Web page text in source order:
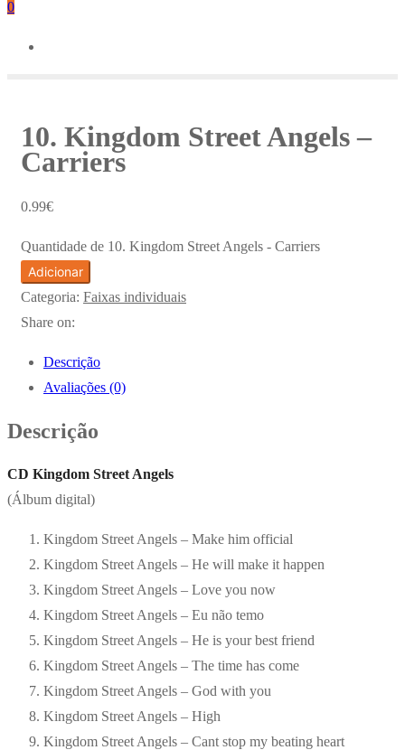
0
10. Kingdom Street Angels –
Carriers
0.99€
Quantidade de 10. Kingdom Street Angels - Carriers
Adicionar
Categoria: Faixas individuais
Share on:
Descrição
Avaliações (0)
Descrição
CD Kingdom Street Angels
(Álbum digital)
Kingdom Street Angels – Make him official
Kingdom Street Angels – He will make it happen
Kingdom Street Angels – Love you now
Kingdom Street Angels – Eu não temo
Kingdom Street Angels – He is your best friend
Kingdom Street Angels – The time has come
Kingdom Street Angels – God with you
Kingdom Street Angels – High
Kingdom Street Angels – Cant stop my beating heart